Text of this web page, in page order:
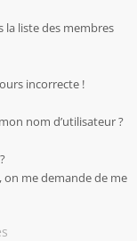
la liste des membres
incorrecte !
nom d’utilisateur ?
on me demande de me